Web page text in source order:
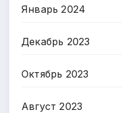
Январь 2024
Декабрь 2023
Октябрь 2023
Август 2023